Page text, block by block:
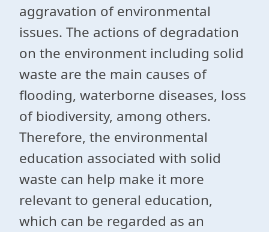
aggravation of environmental
issues. The actions of degradation
on the environment including solid
waste are the main causes of
flooding, waterborne diseases, loss
of biodiversity, among others.
Therefore, the environmental
education associated with solid
waste can help make it more
relevant to general education,
which can be regarded as an